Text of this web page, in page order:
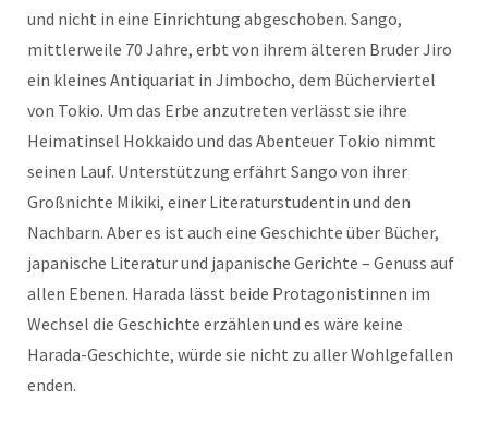
und nicht in eine Einrichtung abgeschoben. Sango,
mittlerweile 70 Jahre, erbt von ihrem älteren Bruder Jiro
ein kleines Antiquariat in Jimbocho, dem Bücherviertel
von Tokio. Um das Erbe anzutreten verlässt sie ihre
Heimatinsel Hokkaido und das Abenteuer Tokio nimmt
seinen Lauf. Unterstützung erfährt Sango von ihrer
Großnichte Mikiki, einer Literaturstudentin und den
Nachbarn. Aber es ist auch eine Geschichte über Bücher,
japanische Literatur und japanische Gerichte – Genuss auf
allen Ebenen. Harada lässt beide Protagonistinnen im
Wechsel die Geschichte erzählen und es wäre keine
Harada-Geschichte, würde sie nicht zu aller Wohlgefallen
enden.